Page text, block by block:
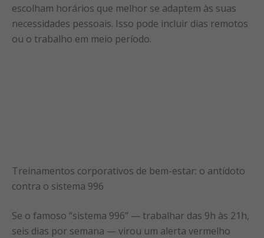
escolham horários que melhor se adaptem às suas
necessidades pessoais. Isso pode incluir dias remotos
ou o trabalho em meio período.
Treinamentos corporativos de bem-estar: o antídoto
contra o sistema 996
Se o famoso “sistema 996” — trabalhar das 9h às 21h,
seis dias por semana — virou um alerta vermelho